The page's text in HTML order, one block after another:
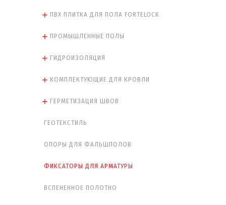
ПВХ ПЛИТКА ДЛЯ ПОЛА FORTELOCK
ПРОМЫШЛЕННЫЕ ПОЛЫ
ГИДРОИЗОЛЯЦИЯ
КОМПЛЕКТУЮЩИЕ ДЛЯ КРОВЛИ
ГЕРМЕТИЗАЦИЯ ШВОВ
ГЕОТЕКСТИЛЬ
ОПОРЫ ДЛЯ ФАЛЬШПОЛОВ
ФИКСАТОРЫ ДЛЯ АРМАТУРЫ
ВСПЕНЕННОЕ ПОЛОТНО